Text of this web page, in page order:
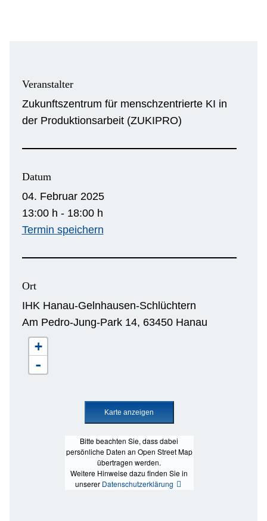
Veranstalter
Zukunftszentrum für menschzentrierte KI in
der Produktionsarbeit (ZUKIPRO)
Datum
04. Februar 2025
13:00 h - 18:00 h
Termin speichern
Ort
IHK Hanau-Gelnhausen-Schlüchtern
Am Pedro-Jung-Park 14, 63450 Hanau
Bitte beachten Sie, dass dabei
persönliche Daten an Open Street Map
übertragen werden.
Weitere Hinweise dazu finden Sie in
unserer Datenschutzerklärung
+
-